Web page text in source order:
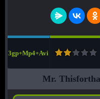
3gp+Mp4+Avi
Mr.